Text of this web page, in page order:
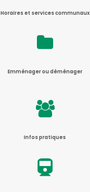
Horaires et services communaux
Emménager ou déménager
Infos pratiques